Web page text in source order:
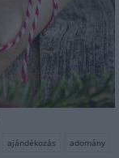
ajándékozás
adomány